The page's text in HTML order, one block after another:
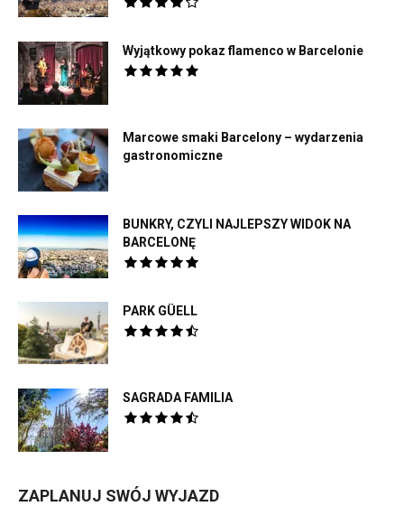
Wyjątkowy pokaz flamenco w Barcelonie
Marcowe smaki Barcelony – wydarzenia
gastronomiczne
BUNKRY, CZYLI NAJLEPSZY WIDOK NA
BARCELONĘ
PARK GÜELL
SAGRADA FAMILIA
ZAPLANUJ SWÓJ WYJAZD